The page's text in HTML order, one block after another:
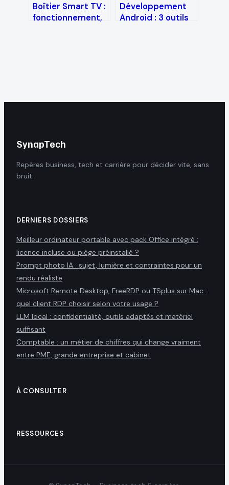
Boîtier Smart TV :
fonctionnement,
Développement
Android : 3 outils
SynapTech
Repères business, tech et carrière pour décider vite, sans
bruit.
DERNIERS DOSSIERS
Meilleur ordinateur portable avec pack Office intégré :
licence incluse ou piège préinstallé ?
Prompt photo IA : sujet, lumière et contraintes pour un
rendu réaliste
Microsoft Remote Desktop, FreeRDP ou TSplus sur Mac :
quel client RDP choisir selon votre usage ?
LLM local : confidentialité, outils adaptés et matériel
suffisant
Comptable : un métier de chiffres qui change vraiment
entre PME, grande entreprise et cabinet
À CONSULTER
RESSOURCES